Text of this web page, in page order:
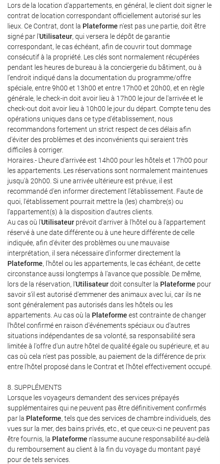
Lors de la location d'appartements, en général, le client doit signer le
contrat de location correspondant officiellement autorisé sur les
lieux. Ce Contrat, dont la Plateforme n'est pas une partie, doit être
signé par l'Utilisateur, qui versera le dépôt de garantie
correspondant, le cas échéant, afin de couvrir tout dommage
consécutif à la propriété. Les clés sont normalement récupérées
pendant les heures de bureau à la conciergerie du bâtiment, ou à
l'endroit indiqué dans la documentation du programme/offre
spéciale, entre 9h00 et 13h00 et entre 17h00 et 20h00, et en règle
générale, le check-in doit avoir lieu à 17h00 le jour de l'arrivée et le
check-out doit avoir lieu à 10h00 le jour du départ. Compte tenu des
opérations uniques dans ce type d'établissement, nous
recommandons fortement un strict respect de ces délais afin
d'éviter des problèmes et des inconvénients qui seraient très
difficiles à corriger.
Horaires.- L'heure d'arrivée est 14h00 pour les hôtels et 17h00 pour
les appartements. Les réservations sont normalement maintenues
jusqu'à 20h00. Si une arrivée ultérieure est prévue, il est
recommandé d'en informer directement l'établissement. Faute de
quoi, l'établissement pourrait mettre la (les) chambre(s) ou
l'appartement(s) à la disposition d'autres clients.
Au cas où l'Utilisateur prévoit d'arriver à l'hôtel ou à l'appartement
réservé à une date différente ou à une heure différente de celle
indiquée, afin d'éviter des problèmes ou une mauvaise
interprétation, il sera nécessaire d'informer directement la
Plateforme, l'hôtel ou les appartements, le cas échéant, de cette
circonstance aussi longtemps à l'avance que possible. De même,
lors de la réservation, l'Utilisateurdoit consulter la Plateforme pour
savoir s'il est autorisé d'emmener des animaux avec lui, car ils ne
sont généralement pas autorisés dans les hôtels ou les
appartements. Au cas où la Plateforme est contrainte de changer
l'hôtel confirmé en raison d'événements spéciaux ou d'autres
situations indépendantes de sa volonté, sa responsabilité sera
limitée à l'offre d'un autre hôtel de qualité égale ou supérieure, et au
cas où cela n'est pas possible, au paiement de la différence de prix
entre l'hôtel proposé dans le Contrat et l'hôtel effectivement occupé.
8. SUPPLÉMENTS
Lorsque les voyageurs demandent des services prépayés
supplémentaires qui ne peuvent pas être définitivement confirmés
par la Plateforme, tels que des services de chambre individuels, des
vues sur la mer, des bains privés, etc., et que ceux-ci ne peuvent pas
être fournis, la Plateforme n'assume aucune responsabilité au-delà
du remboursement au client à la fin du voyage du montant payé
pour de tels services.